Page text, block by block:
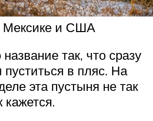
Мексике и США
название так, что сразу
пуститься в пляс. На
эта пустыня не так
кажется.